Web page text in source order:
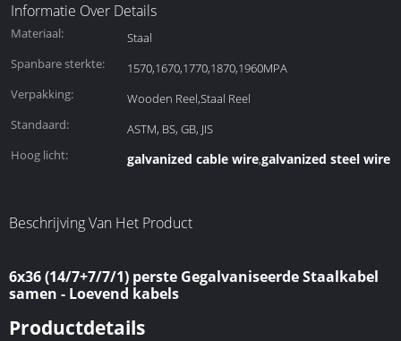
Informatie Over Details
Materiaal:
Staal
Spanbare sterkte:
1570,1670,1770,1870,1960MPA
Verpakking:
Wooden Reel,Staal Reel
Standaard:
ASTM, BS, GB, JIS
Hoog licht:
galvanized cable wire,galvanized steel wire
Beschrijving Van Het Product
6x36 (14/7+7/7/1) perste Gegalvaniseerde Staalkabel
samen - Loevend kabels
Productdetails